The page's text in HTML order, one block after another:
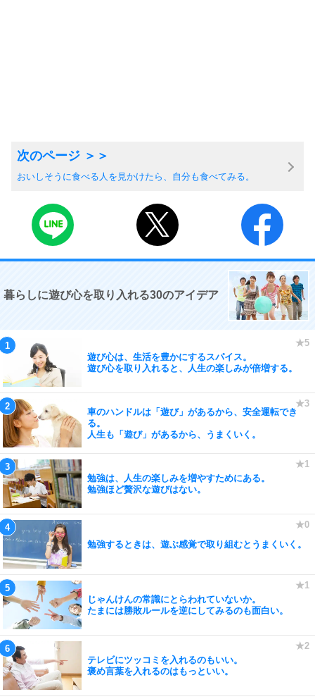
おいしそうに食べる人を見かけたら、自分も食べてみる。
暮らしに遊び心を取り入れる30のアイデア
遊び心は、生活を豊かにするスパイス。
遊び心を取り入れると、人生の楽しみが倍増する。
車のハンドルは「遊び」があるから、安全運転でき
る。
人生も「遊び」があるから、うまくいく。
勉強は、人生の楽しみを増やすためにある。
勉強ほど贅沢な遊びはない。
勉強するときは、遊ぶ感覚で取り組むとうまくいく。
じゃんけんの常識にとらわれていないか。
たまには勝敗ルールを逆にしてみるのも面白い。
テレビにツッコミを入れるのもいい。
褒め言葉を入れるのはもっといい。